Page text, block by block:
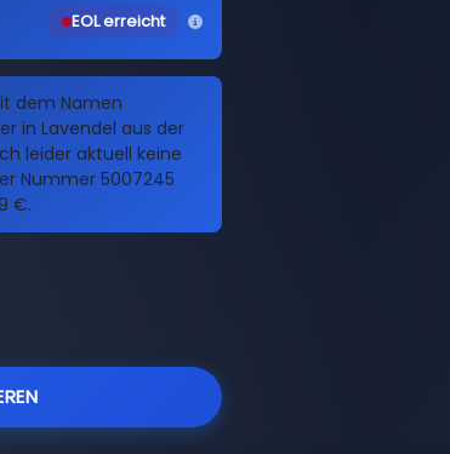
EOL erreicht
dem Namen
in Lavendel aus der
leider aktuell keine
Nummer 5007245
€.